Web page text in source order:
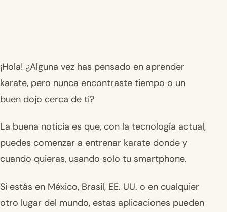
¡Hola! ¿Alguna vez has pensado en aprender
karate, pero nunca encontraste tiempo o un
buen dojo cerca de ti?
La buena noticia es que, con la tecnología actual,
puedes comenzar a entrenar karate donde y
cuando quieras, usando solo tu smartphone.
Si estás en México, Brasil, EE. UU. o en cualquier
otro lugar del mundo, estas aplicaciones pueden